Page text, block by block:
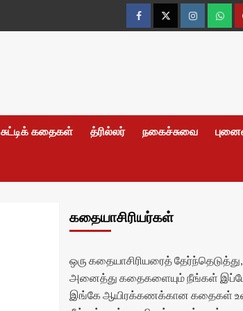
FacebookTwitterInstagram
சுட்டிக் கதைகள் த்ரில்லர் நகைச்சுவை
கதையாசிரியர்கள்
ஒரு கதையாசிரியரைத்
அனைத்து கதைகளையும் நீங்கள்
இங்கே ஆயிரக்கணக்கான கதைகள்